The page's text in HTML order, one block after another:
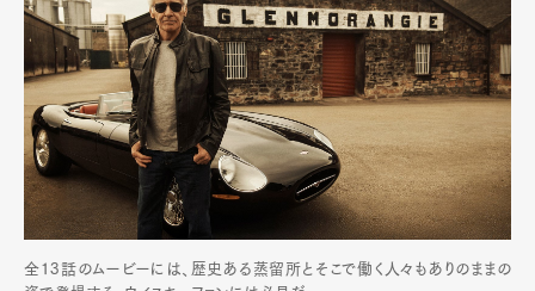
全13話のムービーには、歴史ある蒸留所とそこで働く人々もありのままの